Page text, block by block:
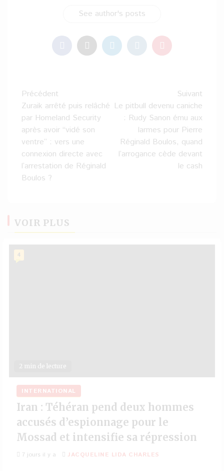
See author's posts
Navigation
d’article
Précédent
Zuraik arrêté puis relâché
par Homeland Security
après avoir “vidé son
ventre” : vers une
connexion directe avec
l’arrestation de Réginald
Boulos ?
Suivant
Le pitbull devenu caniche
: Rudy Sanon ému aux
larmes pour Pierre
Réginald Boulos, quand
l’arrogance cède devant
le cash
VOIR PLUS
2 min de lecture
4
INTERNATIONAL
Iran : Téhéran pend deux hommes
accusés d’espionnage pour le
Mossad et intensifie sa répression
7 jours il y a JACQUELINE LIDA CHARLES